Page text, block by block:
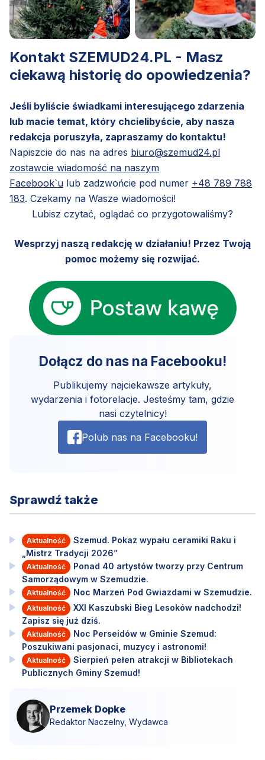
Kontakt SZEMUD24.PL - Masz
ciekawą historię do opowiedzenia?
Jeśli byliście świadkami interesującego zdarzenia
lub macie temat, który chcielibyście, aby nasza
redakcja poruszyła, zapraszamy do kontaktu!
Napiszcie do nas na adres biuro@szemud24.pl
zostawcie wiadomość na naszym
Facebook`u lub zadzwońcie pod numer +48 789 788
183. Czekamy na Wasze wiadomości!
Lubisz czytać, oglądać co przygotowaliśmy?
Wesprzyj naszą redakcję w działaniu! Przez Twoją
pomoc możemy się rozwijać.
Dołącz do nas na Facebooku!
Publikujemy najciekawsze artykuły,
wydarzenia i fotorelacje. Jesteśmy tam, gdzie
nasi czytelnicy!
Polub nas na Facebooku!
Sprawdź także
Aktualność
Szemud. Pokaz wypału ceramiki Raku i
„Mistrz Tradycji 2026”
Aktualność
Ponad 40 artystów tworzy przy Centrum
Samorządowym w Szemudzie.
Aktualność Noc Marzeń Pod Gwiazdami w Szemudzie.
Aktualność
XXI Kaszubski Bieg Lesoków nadchodzi!
Zapisz się już dziś.
Aktualność
Noc Perseidów w Gminie Szemud:
Poszukiwani pasjonaci, muzycy i astronomi!
Aktualność
Sierpień pełen atrakcji w Bibliotekach
Publicznych Gminy Szemud!
Przemek Dopke
Redaktor Naczelny, Wydawca